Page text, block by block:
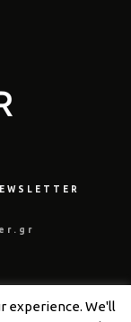
experience. We'll